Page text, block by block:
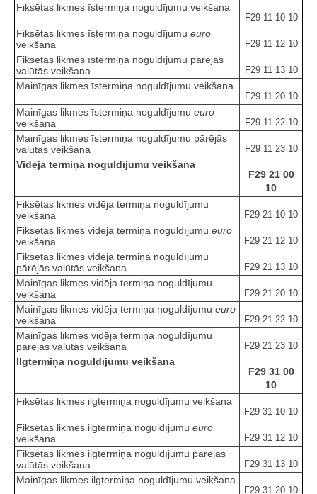
Fiksētas likmes īstermiņa noguldījumu veikšana
F29 11 10 10
Fiksētas likmes īstermiņa noguldījumu euro
veikšana
F29 11 12 10
Fiksētas likmes īstermiņa noguldījumu pārējās
valūtās veikšana
F29 11 13 10
Mainīgas likmes īstermiņa noguldījumu veikšana
F29 11 20 10
Mainīgas likmes īstermiņa noguldījumu euro
veikšana
F29 11 22 10
Mainīgas likmes īstermiņa noguldījumu pārējās
valūtās veikšana
F29 11 23 10
Vidēja termiņa noguldījumu veikšana
F29 21 00
10
Fiksētas likmes vidēja termiņa noguldījumu
veikšana
F29 21 10 10
Fiksētas likmes vidēja termiņa noguldījumu euro
veikšana
F29 21 12 10
Fiksētas likmes vidēja termiņa noguldījumu
pārējās valūtās veikšana
F29 21 13 10
Mainīgas likmes vidēja termiņa noguldījumu
veikšana
F29 21 20 10
Mainīgas likmes vidēja termiņa noguldījumu euro
veikšana
F29 21 22 10
Mainīgas likmes vidēja termiņa noguldījumu
pārējās valūtās veikšana
F29 21 23 10
Ilgtermiņa noguldījumu veikšana
F29 31 00
10
Fiksētas likmes ilgtermiņa noguldījumu veikšana
F29 31 10 10
Fiksētas likmes ilgtermiņa noguldījumu euro
veikšana
F29 31 12 10
Fiksētas likmes ilgtermiņa noguldījumu pārējās
valūtās veikšana
F29 31 13 10
Mainīgas likmes ilgtermiņa noguldījumu veikšana
F29 31 20 10